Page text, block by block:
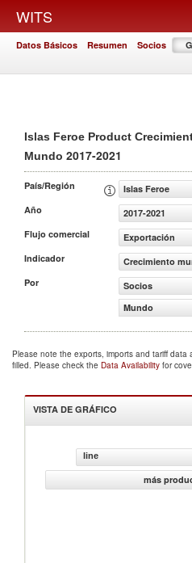
WITS
Datos Básicos Resumen Socios
Islas Feroe Product
Mundo 2017-2021
País/Región
Islas Feroe
Año
2017-2021
Flujo comercial
Exportación
Indicador
Crecimiento
Por
Socios
Mundo
Please note the exports, imports and tariff
filled. Please check the Data Availability for
VISTA DE GRÁFICO
line
más